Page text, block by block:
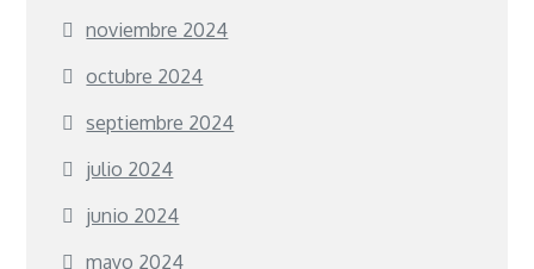
noviembre 2024
octubre 2024
septiembre 2024
julio 2024
junio 2024
mayo 2024